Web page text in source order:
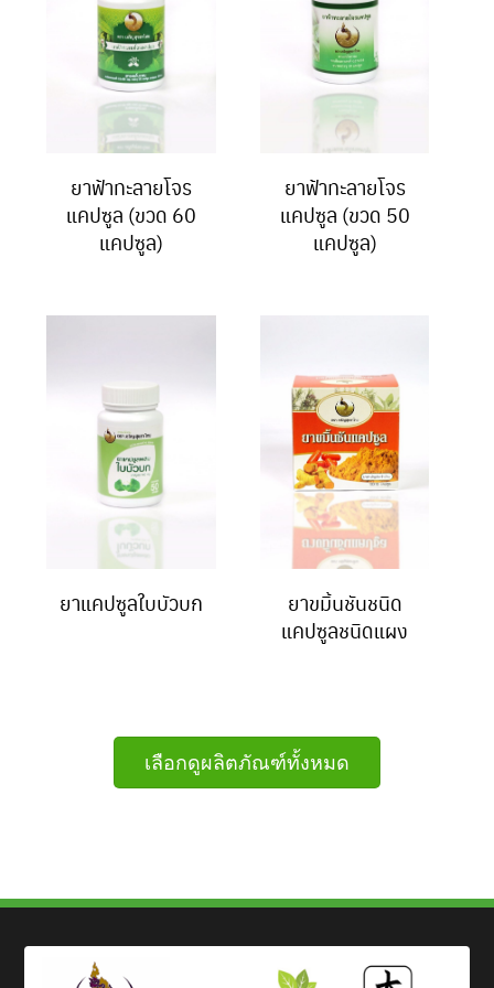
ยาฟ้าทะลายโจร
แคปซูล (ขวด 60
แคปซูล)
ยาฟ้าทะลายโจร
แคปซูล (ขวด 50
แคปซูล)
ยาแคปซูลใบบัวบก
ยาขมิ้นชันชนิด
แคปซูลชนิดแผง
เลือกดูผลิตภัณฑ์ทั้งหมด